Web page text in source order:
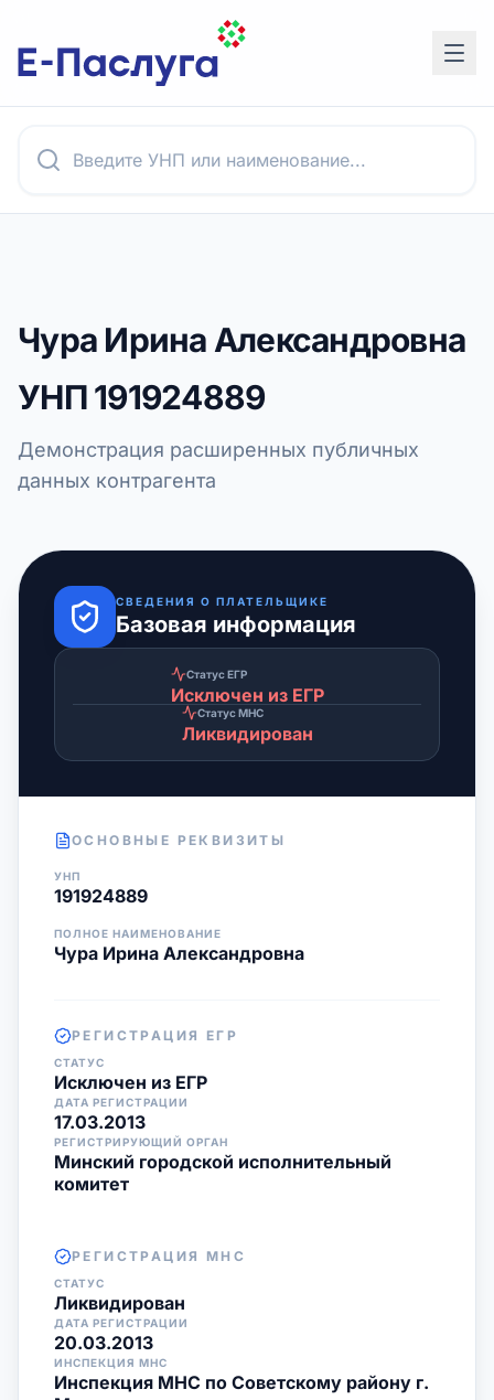
Чура Ирина Александровна
УНП191924889
Демонстрация расширенных публичных
данных контрагента
СВЕДЕНИЯ О ПЛАТЕЛЬЩИКЕ
Базовая информация
Статус ЕГР
Исключен из ЕГР
Статус МНС
Ликвидирован
ОСНОВНЫЕ РЕКВИЗИТЫ
УНП
191924889
ПОЛНОЕ НАИМЕНОВАНИЕ
Чура Ирина Александровна
РЕГИСТРАЦИЯ ЕГР
СТАТУС
Исключен из ЕГР
ДАТА РЕГИСТРАЦИИ
17.03.2013
РЕГИСТРИРУЮЩИЙ ОРГАН
Минский городской исполнительный
комитет
РЕГИСТРАЦИЯ МНС
СТАТУС
Ликвидирован
ДАТА РЕГИСТРАЦИИ
20.03.2013
ИНСПЕКЦИЯ МНС
Инспекция МНС по Советскому району г.